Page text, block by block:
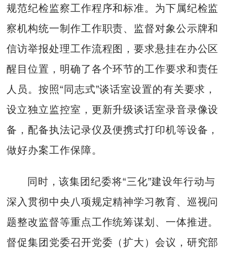
规范纪检监察工作程序和标准。为下属纪检监
察机构统一制作工作职责、监督对象公示牌和
信访举报处理工作流程图，要求悬挂在办公区
醒目位置，明确了各个环节的工作要求和责任
人员。按照“同志式”谈话室设置的有关要求，
设立独立监控室，更新升级谈话室录音录像设
备，配备执法记录仪及便携式打印机等设备，
做好办案工作保障。
同时，该集团纪委将“三化”建设年行动与
深入贯彻中央八项规定精神学习教育、巡视问
题整改监督等重点工作统筹谋划、一体推进。
督促集团党委召开党委（扩大）会议，研究部